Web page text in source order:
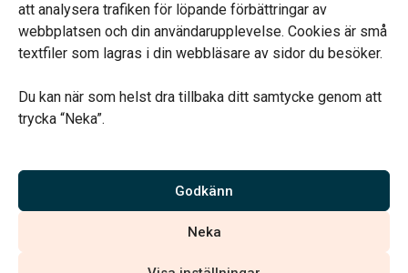
att analysera trafiken för löpande förbättringar av
webbplatsen och din användarupplevelse. Cookies är små
textfiler som lagras i din webbläsare av sidor du besöker.
Du kan när som helst dra tillbaka ditt samtycke genom att
trycka “Neka”.
Godkänn
Neka
Vårt systerbolag Verahill hjälper dig med familjejuridiken –
Vi är auktoriserade av Sveriges Begravningsbyråers Förbund och
har högt ställda krav på utbildning, kvalitet, miljö och arbetsmiljö.